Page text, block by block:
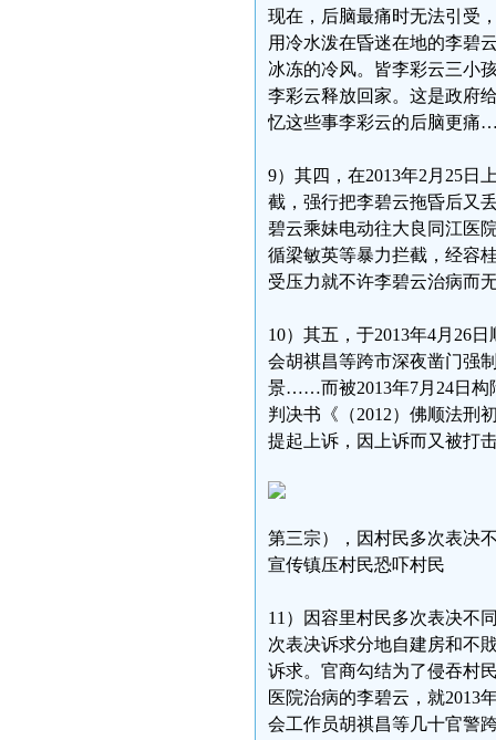
现在，后脑最痛时无法引受
用冷水泼在昏迷在地的李碧
冰冻的冷风。皆李彩云三小
李彩云释放回家。这是政府
忆这些事李彩云的后脑更
9）其四，在2013年2月25日
截，强行把李碧云拖昏后又
碧云乘妹电动往大良同江医
循梁敏英等暴力拦截，经容
受压力就不许李碧云治病而
10）其五，于2013年4月26
会胡祺昌等跨市深夜凿门强
景……而被2013年7月24日构
判决书《（2012）佛顺法刑
提起上诉，因上诉而又被打
第三宗），因村民多次表决
宣传镇压村民恐吓村民
11）因容里村民多次表决不
次表决诉求分地自建房和不
诉求。官商勾结为了侵吞村
医院治病的李碧云，就2013
会工作员胡祺昌等几十官警